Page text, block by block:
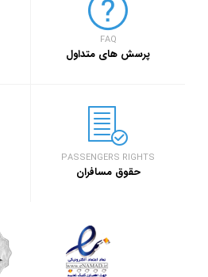
FAQ
پرسش های متداول
PASSENGERS RIGHTS
حقوق مسافران